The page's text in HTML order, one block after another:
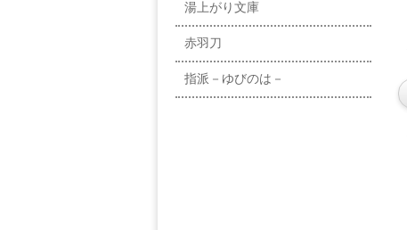
湯上がり文庫
赤羽刀
指派－ゆびのは－